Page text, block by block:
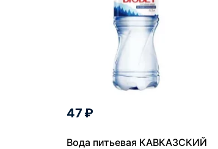
47 ₽
Вода питьевая КАВКАЗСКИЙ